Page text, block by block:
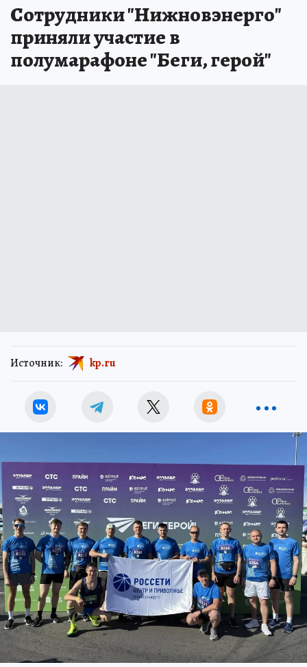
Сотрудники "Нижновэнерго"
приняли участие в
полумарафоне "Беги, герой"
Источник: kp.ru